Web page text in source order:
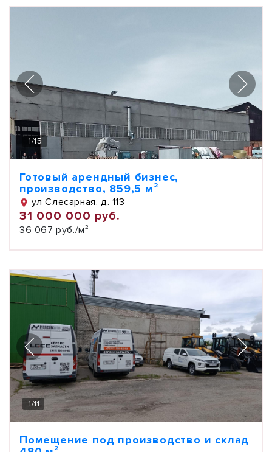
1/15
Готовый арендный бизнес,
производство, 859,5 м²
ул Слесарная, д. 113
31 000 000 руб.
36 067 руб./м²
1/11
Помещение под производство и склад